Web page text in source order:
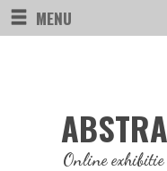
MENU
Online exhibitie